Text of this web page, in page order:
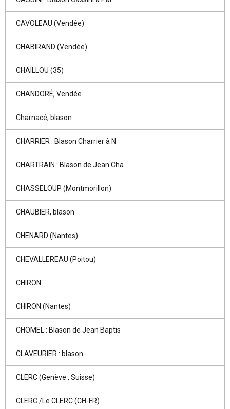
CAVOLEAU (Vendée)
CHABIRAND (Vendée)
CHAILLOU (35)
CHANDORÉ, Vendée
Charnacé, blason
CHARRIER : Blason Charrier à N
CHARTRAIN : Blason de Jean Cha
CHASSELOUP (Montmorillon)
CHAUBIER, blason
CHENARD (Nantes)
CHEVALLEREAU (Poitou)
CHIRON
CHIRON (Nantes)
CHOMEL : Blason de Jean Baptis
CLAVEURIER : blason
CLERC (Genève , Suisse)
CLERC /Le CLERC (CH-FR)